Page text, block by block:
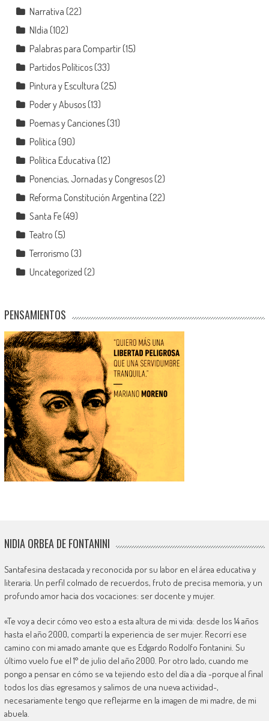
Narrativa (22)
NIdia (102)
Palabras para Compartir(15)
Partidos Políticos(33)
Pintura y Escultura (25)
Poder y Abusos(13)
Poemas y Canciones(31)
Política (90)
Política Educativa (12)
Ponencias, Jornadas y Congresos(2)
Reforma Constitución Argentina (22)
Santa Fe(49)
Teatro (5)
Terrorismo (3)
Uncategorized (2)
PENSAMIENTOS
NIDIA ORBEA DE FONTANINI
Santafesina destacada y reconocida por su labor en el área educativa y
literaria. Un perfil colmado de recuerdos, fruto de precisa memoria, y un
profundo amor hacia dos vocaciones: ser docente y mujer.
«Te voy a decir cómo veo esto a esta altura de mi vida: desde los 14 años
hasta el año 2000, compartí la experiencia de ser mujer. Recorrí ese
camino con mi amado amante que es Edgardo Rodolfo Fontanini. Su
último vuelo fue el 1° de julio del año 2000. Por otro lado, cuando me
pongo a pensar en cómo se va tejiendo esto del día a día -porque al final
todos los días egresamos y salimos de una nueva actividad-,
necesariamente tengo que reflejarme en la imagen de mi madre, de mi
abuela.